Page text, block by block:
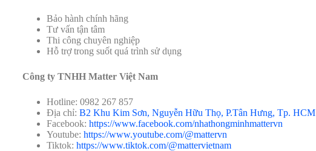
Thông tin kỹ thuật đèn ngủ thông minh Meross MSL430J –
EU)
Kết nối Wi-Fi 2.4GHz (không cần Hub)
Tương thích Apple HomeKit, Google
Bảo hành chính hãng
Tư vấn tận tâm
Thi công chuyên nghiệp
Hỗ trợ trong suốt quá trình sử dụng
Công ty TNHH Matter Việt Nam
Hotline: 0982 267 857
Địa chỉ: B2 Khu Kim Sơn, Nguyễn Hữu Thọ, P.Tân Hưng, Tp. HCM
Facebook: https://www.facebook.com/nhathongminhmattervn
Youtube: https://www.youtube.com/@mattervn
Tiktok: https://www.tiktok.com/@mattervietnam